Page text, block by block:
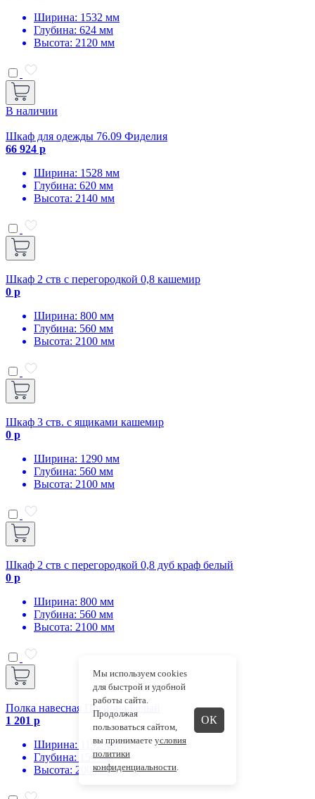
Ширина: 1532 мм
Глубина: 624 мм
Высота: 2120 мм
В наличии
Шкаф для одежды 76.09 Фиделия
66 924 р
Ширина: 1528 мм
Глубина: 620 мм
Высота: 2140 мм
Шкаф 2 ств с перегородкой 0,8 кашемир
0 р
Ширина: 800 мм
Глубина: 560 мм
Высота: 2100 мм
Шкаф 3 ств. с ящиками кашемир
0 р
Ширина: 1290 мм
Глубина: 560 мм
Высота: 2100 мм
Шкаф 2 ств с перегородкой 0,8 дуб краф белый
0 р
Ширина: 800 мм
Глубина: 560 мм
Высота: 2100 мм
Полка навесная Плейона Белый
1 201 р
Ширина: 1192 мм
Глубина: 150 мм
Высота: 200 мм
Мы используем cookies
для быстрой и удобной
работы сайта.
Продолжая
пользоваться сайтом,
вы принимаете условия
политики
конфиденциальности.
ОК